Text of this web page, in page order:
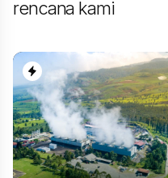
rencana kami